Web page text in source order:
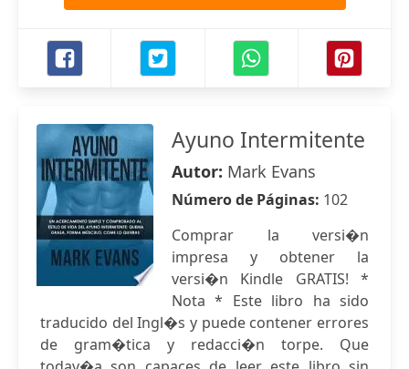
Ayuno Intermitente
Autor: Mark Evans
Número de Páginas: 102
Comprar la versi�n
impresa y obtener la
versi�n Kindle GRATIS! *
Nota * Este libro ha sido
traducido del Ingl�s y puede contener errores
de gram�tica y redacci�n torpe. Que